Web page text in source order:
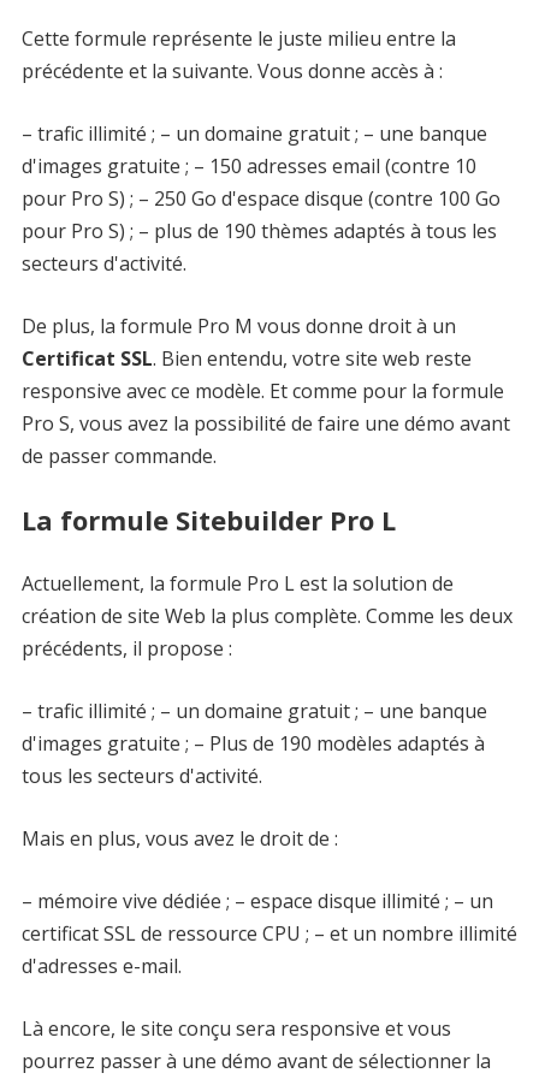
Cette formule représente le juste milieu entre la
précédente et la suivante. Vous donne accès à :
– trafic illimité ; – un domaine gratuit ; – une banque
d'images gratuite ; – 150 adresses email (contre 10
pour Pro S) ; – 250 Go d'espace disque (contre 100 Go
pour Pro S) ; – plus de 190 thèmes adaptés à tous les
secteurs d'activité.
De plus, la formule Pro M vous donne droit à un
Certificat SSL. Bien entendu, votre site web reste
responsive avec ce modèle. Et comme pour la formule
Pro S, vous avez la possibilité de faire une démo avant
de passer commande.
La formule Sitebuilder Pro L
Actuellement, la formule Pro L est la solution de
création de site Web la plus complète. Comme les deux
précédents, il propose :
– trafic illimité ; – un domaine gratuit ; – une banque
d'images gratuite ; – Plus de 190 modèles adaptés à
tous les secteurs d'activité.
Mais en plus, vous avez le droit de :
– mémoire vive dédiée ; – espace disque illimité ; – un
certificat SSL de ressource CPU ; – et un nombre illimité
d'adresses e-mail.
Là encore, le site conçu sera responsive et vous
pourrez passer à une démo avant de sélectionner la